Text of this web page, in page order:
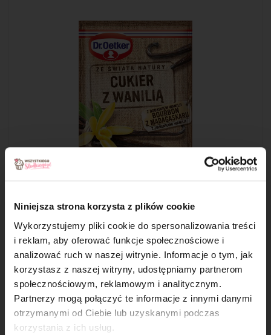
Niniejsza strona korzysta z plików cookie
Wykorzystujemy pliki cookie do spersonalizowania treści
i reklam, aby oferować funkcje społecznościowe i
analizować ruch w naszej witrynie. Informacje o tym, jak
korzystasz z naszej witryny, udostępniamy partnerom
społecznościowym, reklamowym i analitycznym.
Partnerzy mogą połączyć te informacje z innymi danymi
otrzymanymi od Ciebie lub uzyskanymi podczas
korzystania z ich usług.
Krok 4
W osobnej misce przesiej mąkę pszenną i proszek do
pieczenia. Dodaj szczyptę soli.
Krok 5
Rozpuszczoną czekoladę połącz z masą jajeczną. Stopniowo
×